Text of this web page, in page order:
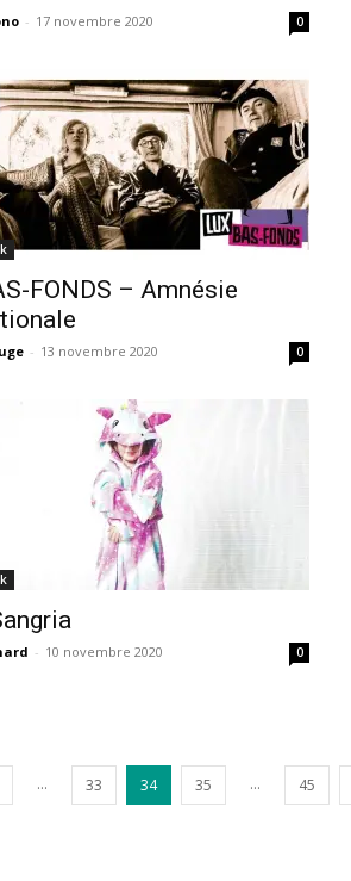
- 17 novembre 2020 0
FONDS – Amnésie
- 13 novembre 2020 0
- 10 novembre 2020 0
... 33 34 35 ... 45